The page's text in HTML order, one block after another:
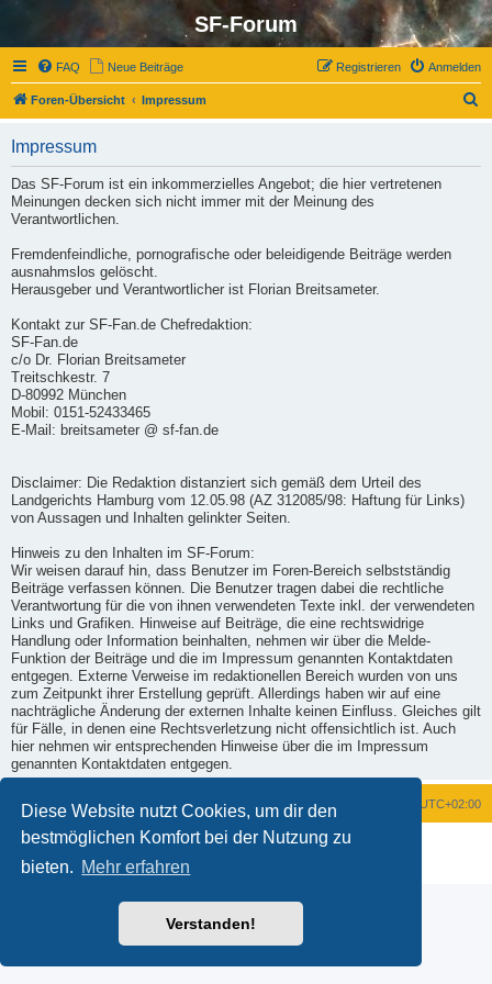
Diese Website nutzt Cookies, um dir den
bestmöglichen Komfort bei der Nutzung zu
bieten. Mehr erfahren
Verstanden!
SF-Forum
FAQ Neue Beiträge Anmelden
Registrieren
Foren-Übersicht Impressum
Impressum
Das SF-Forum ist ein inkommerzielles Angebot; die hier vertretenen
Meinungen decken sich nicht immer mit der Meinung des
Verantwortlichen.
Fremdenfeindliche, pornografische oder beleidigende Beiträge werden
ausnahmslos gelöscht.
Herausgeber und Verantwortlicher ist Florian Breitsameter.
Kontakt zur SF-Fan.de Chefredaktion:
SF-Fan.de
c/o Dr. Florian Breitsameter
Treitschkestr. 7
D-80992 München
Mobil: 0151-52433465
E-Mail: breitsameter @ sf-fan.de
Disclaimer: Die Redaktion distanziert sich gemäß dem Urteil des
Landgerichts Hamburg vom 12.05.98 (AZ 312085/98: Haftung für Links)
von Aussagen und Inhalten gelinkter Seiten.
Hinweis zu den Inhalten im SF-Forum:
Wir weisen darauf hin, dass Benutzer im Foren-Bereich selbstständig
Beiträge verfassen können. Die Benutzer tragen dabei die rechtliche
Verantwortung für die von ihnen verwendeten Texte inkl. der verwendeten
Links und Grafiken. Hinweise auf Beiträge, die eine rechtswidrige
Handlung oder Information beinhalten, nehmen wir über die Melde-
Funktion der Beiträge und die im Impressum genannten Kontaktdaten
entgegen. Externe Verweise im redaktionellen Bereich wurden von uns
zum Zeitpunkt ihrer Erstellung geprüft. Allerdings haben wir auf eine
nachträgliche Änderung der externen Inhalte keinen Einfluss. Gleiches gilt
für Fälle, in denen eine Rechtsverletzung nicht offensichtlich ist. Auch
hier nehmen wir entsprechenden Hinweise über die im Impressum
genannten Kontaktdaten entgegen.
Foren-Übersicht UTC+02:00
Powered byphpBB ® Forum Software © phpBB Limited
Datenschutz